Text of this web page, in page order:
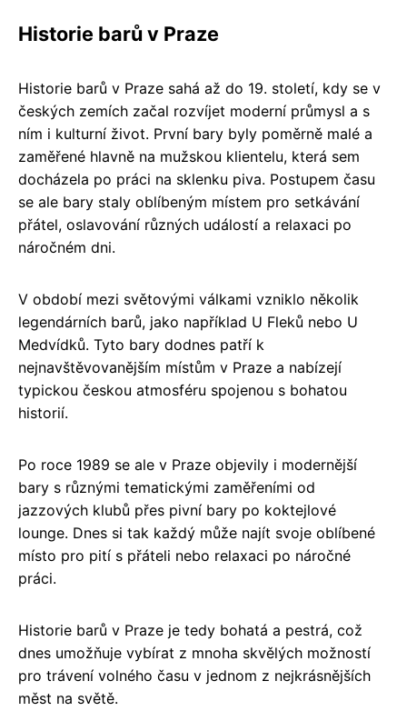
Historie barů v Praze
Historie barů v Praze sahá až do 19. století, kdy se v
českých zemích začal rozvíjet moderní průmysl a s
ním i kulturní život. První bary byly poměrně malé a
zaměřené hlavně na mužskou klientelu, která sem
docházela po práci na sklenku piva. Postupem času
se ale bary staly oblíbeným místem pro setkávání
přátel, oslavování různých událostí a relaxaci po
náročném dni.
V období mezi světovými válkami vzniklo několik
legendárních barů, jako například U Fleků nebo U
Medvídků. Tyto bary dodnes patří k
nejnavštěvovanějším místům v Praze a nabízejí
typickou českou atmosféru spojenou s bohatou
historií.
Po roce 1989 se ale v Praze objevily i modernější
bary s různými tematickými zaměřeními od
jazzových klubů přes pivní bary po koktejlové
lounge. Dnes si tak každý může najít svoje oblíbené
místo pro pití s přáteli nebo relaxaci po náročné
práci.
Historie barů v Praze je tedy bohatá a pestrá, což
dnes umožňuje vybírat z mnoha skvělých možností
pro trávení volného času v jednom z nejkrásnějších
měst na světě.